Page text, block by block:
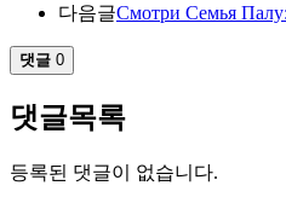
다음글Смотри Семья Палу:
댓글 0
댓글목록
등록된 댓글이 없습니다.